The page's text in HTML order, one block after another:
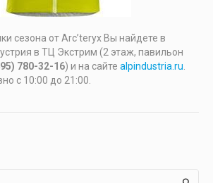
сезона от Arc’teryx Вы найдете в
в ТЦ Экстрим (2 этаж, павильон
780-32-16) и на сайте alpindustria.ru
с 10:00 до 21:00.